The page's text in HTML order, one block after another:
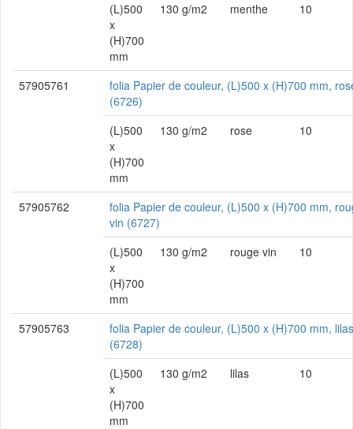
(L)500
x
(H)700
mm
130 g/m2 menthe 10
57905761
folia Papier de couleur, (L)500 x (H)700 mm,
(6726)
(L)500
x
(H)700
mm
130 g/m2 rose 10
57905762
folia Papier de couleur, (L)500 x (H)700 mm,
vin (6727)
(L)500
x
(H)700
mm
130 g/m2 rouge vin 10
57905763
folia Papier de couleur, (L)500 x (H)700 mm, lilas
(6728)
(L)500
x
(H)700
mm
130 g/m2 lilas 10